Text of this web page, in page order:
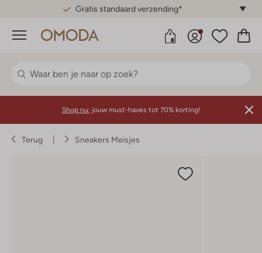
Gratis standaard verzending*
Menu
Shop nu: jouw must-haves tot 70% korting!
Terug Sneakers Meisjes